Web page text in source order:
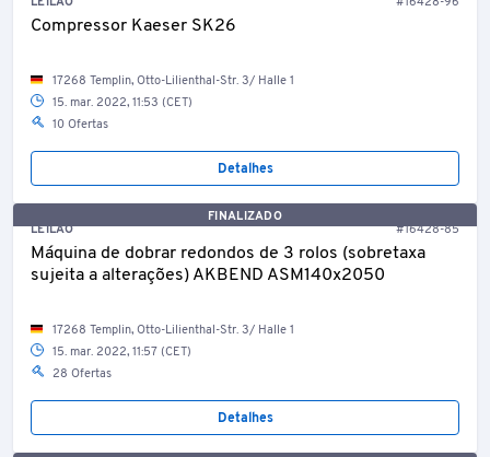
Compressor Kaeser SK26
17268 Templin, Otto-Lilienthal-Str. 3/ Halle 1
15. mar. 2022, 11:53 (CET)
10 Ofertas
Detalhes
FINALIZADO
LEILÃO
#16428-85
Máquina de dobrar redondos de 3 rolos (sobretaxa
sujeita a alterações) AKBEND ASM140x2050
17268 Templin, Otto-Lilienthal-Str. 3/ Halle 1
15. mar. 2022, 11:57 (CET)
28 Ofertas
Detalhes